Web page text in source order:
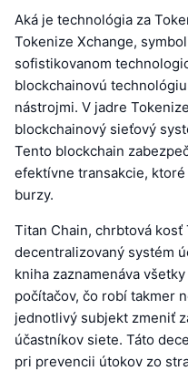
Aká je technológia za
Tokenize Xchange,
sofistikovanom
blockchainovú
nástrojmi. V jadre
blockchainový sieťový
Tento blockchain
efektívne transakcie,
burzy.
Titan Chain, chrbtová
decentralizovaný systém
kniha zaznamenáva
počítačov, čo robí takmer
jednotlivý subjekt zmeniť
účastníkov siete. Táto
pri prevencii útokov zo